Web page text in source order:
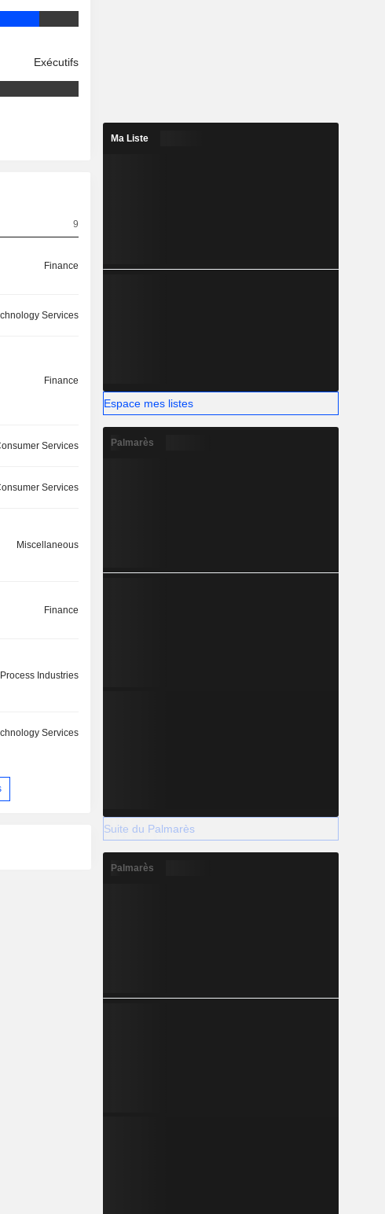
Exécutifs
9
Finance
Services
Finance
Services
Services
Miscellaneous
Finance
Process Industries
Services
Ma Liste
Espace mes listes
Palmarès
Suite du Palmarès
Palmarès